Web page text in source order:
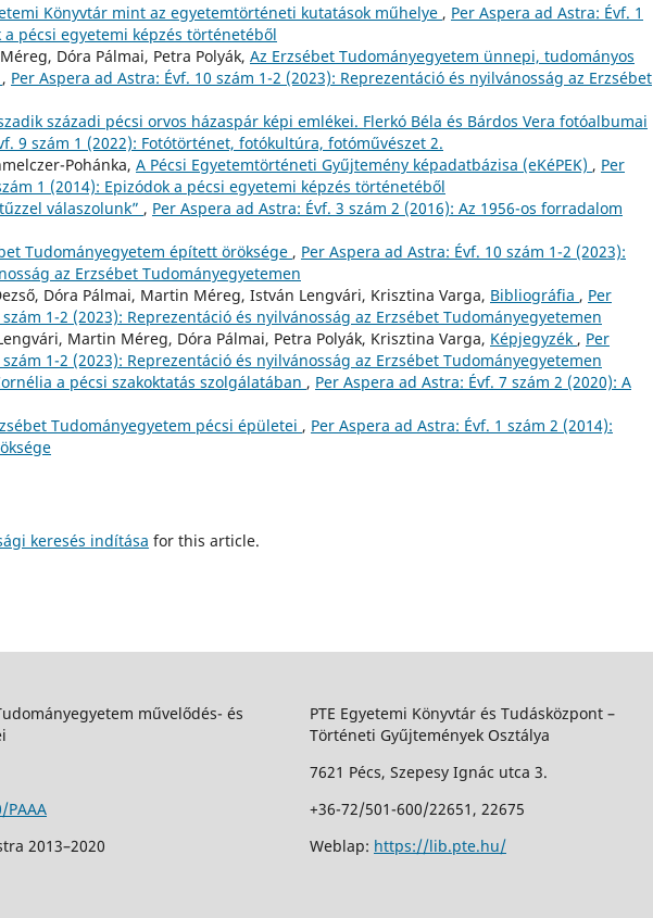
Könyvtár mint az egyetemtörténeti kutatások műhelye , Per Aspera ad Astra: Évf. 1
a pécsi egyetemi képzés történetéből
Dóra Pálmai, Petra Polyák, Az Erzsébet Tudományegyetem ünnepi, tudományos
, Per Aspera ad Astra: Évf. 10 szám 1-2 (2023): Reprezentáció és nyilvánosság az Erzsébet
századi pécsi orvos házaspár képi emlékei. Flerkó Béla és Bárdos Vera fotóalbumai
9 szám 1 (2022): Fotótörténet, fotókultúra, fotóművészet 2.
Pohánka, A Pécsi Egyetemtörténeti Gyűjtemény képadatbázisa (eKéPEK) , Per
1 (2014): Epizódok a pécsi egyetemi képzés történetéből
válaszolunk” , Per Aspera ad Astra: Évf. 3 szám 2 (2016): Az 1956-os forradalom
Tudományegyetem épített öröksége , Per Aspera ad Astra: Évf. 10 szám 1-2 (2023):
az Erzsébet Tudományegyetemen
Dóra Pálmai, Martin Méreg, István Lengvári, Krisztina Varga, Bibliográfia , Per
1-2 (2023): Reprezentáció és nyilvánosság az Erzsébet Tudományegyetemen
Martin Méreg, Dóra Pálmai, Petra Polyák, Krisztina Varga, Képjegyzék , Per
1-2 (2023): Reprezentáció és nyilvánosság az Erzsébet Tudományegyetemen
a pécsi szakoktatás szolgálatában , Per Aspera ad Astra: Évf. 7 szám 2 (2020): A
Tudományegyetem pécsi épületei , Per Aspera ad Astra: Évf. 1 szám 2 (2014):
keresés indítása for this article.
művelődés- és
2013–2020
PTE Egyetemi Könyvtár és Tudásközpont –
Történeti Gyűjtemények Osztálya
7621 Pécs, Szepesy Ignác utca 3.
+36-72/501-600/22651, 22675
Weblap: https://lib.pte.hu/